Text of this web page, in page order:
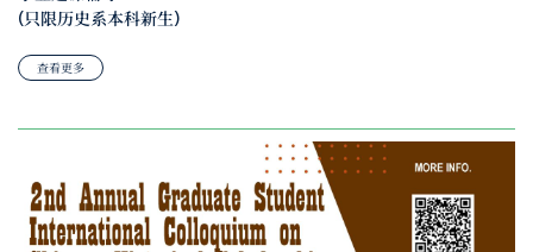
(只限历史系本科新生)
查看更多